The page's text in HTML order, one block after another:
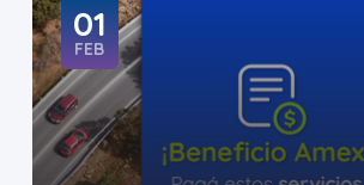
01
FEB